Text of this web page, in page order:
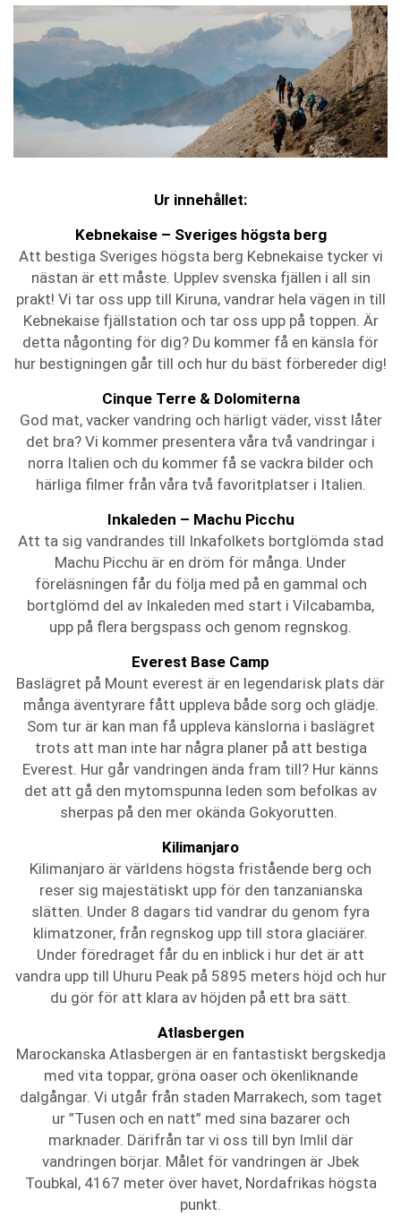
Ur innehållet:
Kebnekaise – Sveriges högsta berg
Att bestiga Sveriges högsta berg Kebnekaise tycker vi
nästan är ett måste. Upplev svenska fjällen i all sin
prakt! Vi tar oss upp till Kiruna, vandrar hela vägen in till
Kebnekaise fjällstation och tar oss upp på toppen. Är
detta någonting för dig? Du kommer få en känsla för
hur bestigningen går till och hur du bäst förbereder dig!
Cinque Terre & Dolomiterna
God mat, vacker vandring och härligt väder, visst låter
det bra? Vi kommer presentera våra två vandringar i
norra Italien och du kommer få se vackra bilder och
härliga filmer från våra två favoritplatser i Italien.
Inkaleden – Machu Picchu
Att ta sig vandrandes till Inkafolkets bortglömda stad
Machu Picchu är en dröm för många. Under
föreläsningen får du följa med på en gammal och
bortglömd del av Inkaleden med start i Vilcabamba,
upp på flera bergspass och genom regnskog.
Everest Base Camp
Baslägret på Mount everest är en legendarisk plats där
många äventyrare fått uppleva både sorg och glädje.
Som tur är kan man få uppleva känslorna i baslägret
trots att man inte har några planer på att bestiga
Everest. Hur går vandringen ända fram till? Hur känns
det att gå den mytomspunna leden som befolkas av
sherpas på den mer okända Gokyorutten.
Kilimanjaro
Kilimanjaro är världens högsta fristående berg och
reser sig majestätiskt upp för den tanzanianska
slätten. Under 8 dagars tid vandrar du genom fyra
klimatzoner, från regnskog upp till stora glaciärer.
Under föredraget får du en inblick i hur det är att
vandra upp till Uhuru Peak på 5895 meters höjd och hur
du gör för att klara av höjden på ett bra sätt.
Atlasbergen
Marockanska Atlasbergen är en fantastiskt bergskedja
med vita toppar, gröna oaser och ökenliknande
dalgångar. Vi utgår från staden Marrakech, som taget
ur ”Tusen och en natt” med sina bazarer och
marknader. Därifrån tar vi oss till byn Imlil där
vandringen börjar. Målet för vandringen är Jbek
Toubkal, 4167 meter över havet, Nordafrikas högsta
punkt.